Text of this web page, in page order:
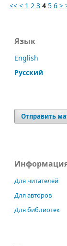
<< < 1 2 3 4 5 6 >
Язык
English
Русский
Отправить
Для читателей
Для авторов
Для библиотек